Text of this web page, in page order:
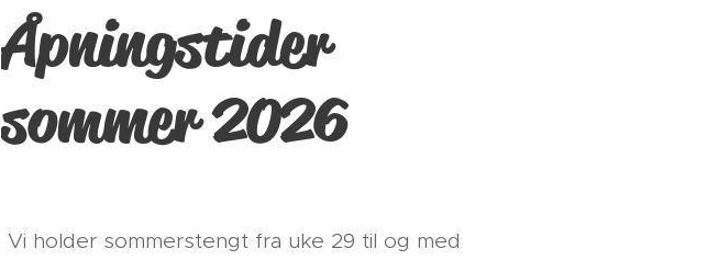
Åpningstider
sommer 2026
Vi holder sommerstengt fra uke 29 til og med